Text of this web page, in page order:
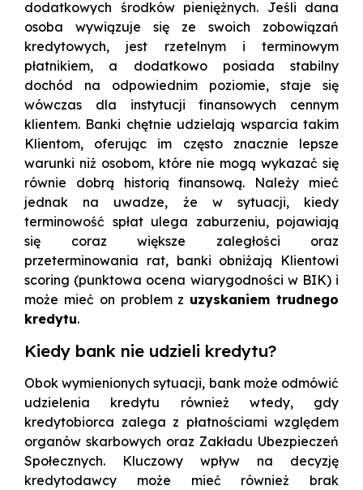
dodatkowych środków pieniężnych. Jeśli dana
osoba wywiązuje się ze swoich zobowiązań
kredytowych, jest rzetelnym i terminowym
płatnikiem, a dodatkowo posiada stabilny
dochód na odpowiednim poziomie, staje się
wówczas dla instytucji finansowych cennym
klientem. Banki chętnie udzielają wsparcia takim
Klientom, oferując im często znacznie lepsze
warunki niż osobom, które nie mogą wykazać się
równie dobrą historią finansową. Należy mieć
jednak na uwadze, że w sytuacji, kiedy
terminowość spłat ulega zaburzeniu, pojawiają
się coraz większe zaległości oraz
przeterminowania rat, banki obniżają Klientowi
scoring (punktowa ocena wiarygodności w BIK) i
może mieć on problem z uzyskaniem trudnego
kredytu.
Kiedy bank nie udzieli kredytu?
Obok wymienionych sytuacji, bank może odmówić
udzielenia kredytu również wtedy, gdy
kredytobiorca zalega z płatnościami względem
organów skarbowych oraz Zakładu Ubezpieczeń
Społecznych. Kluczowy wpływ na decyzję
kredytodawcy może mieć również brak